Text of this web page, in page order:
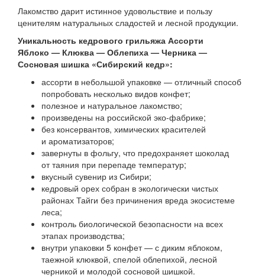
Лакомство дарит истинное удовольствие и пользу
ценителям натуральных сладостей и лесной продукции.
Уникальность кедрового грильяжа Ассорти
Яблоко — Клюква — Облепиха — Черника —
Сосновая шишка «Сибирский кедр»:
ассорти в небольшой упаковке — отличный способ
попробовать несколько видов конфет;
полезное и натуральное лакомство;
произведены на российской эко-фабрике;
без консервантов, химических красителей
и ароматизаторов;
завернуты в фольгу, что предохраняет шоколад
от таяния при перепаде температур;
вкусный сувенир из Сибири;
кедровый орех собран в экологически чистых
районах Тайги без причинения вреда экосистеме
леса;
контроль биологической безопасности на всех
этапах производства;
внутри упаковки 5 конфет — с диким яблоком,
таежной клюквой, спелой облепихой, лесной
черникой и молодой сосновой шишкой.